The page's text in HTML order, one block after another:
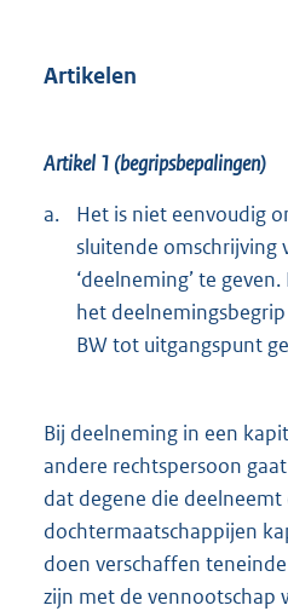
Artikelen
Artikel 1 (begripsbepalingen)
a.
Het is niet eenvoudig
sluitende omschrijving
‘deelneming’ te
het
BW tot uitgangspunt
Bij deelneming in een
andere rechtspersoon
dat degene die
dochtermaatschappijen
doen verschaffen
zijn met de vennootschap